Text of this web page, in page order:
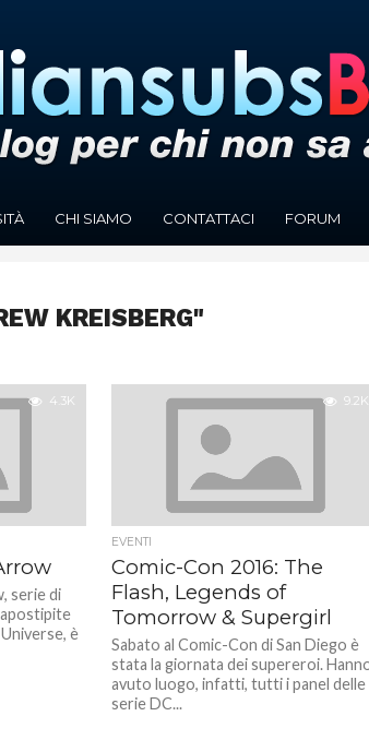
CHI SIAMO CONTATTACI FORUM
KREISBERG"
4.3K
serie di
è
9.2K
EVENTI
Comic-Con 2016: The
Flash, Legends of
Tomorrow & Supergirl
Sabato al Comic-Con di San Diego è
stata la giornata dei supereroi.
avuto luogo, infatti, tutti i panel delle
serie DC...